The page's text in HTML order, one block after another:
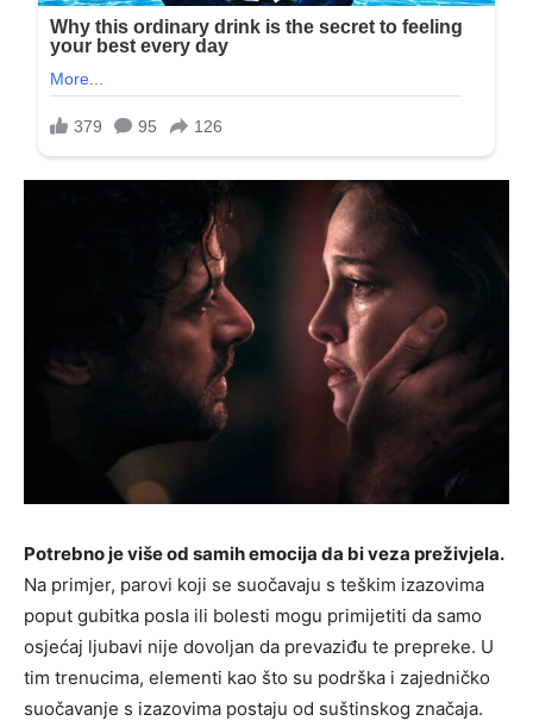
Potrebno je više od samih emocija da bi veza preživjela.
Na primjer, parovi koji se suočavaju s teškim izazovima
poput gubitka posla ili bolesti mogu primijetiti da samo
osjećaj ljubavi nije dovoljan da prevaziđu te prepreke. U
tim trenucima, elementi kao što su podrška i zajedničko
suočavanje s izazovima postaju od suštinskog značaja.